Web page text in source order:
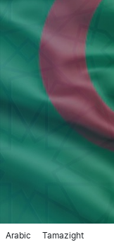
Arabic Tamazight